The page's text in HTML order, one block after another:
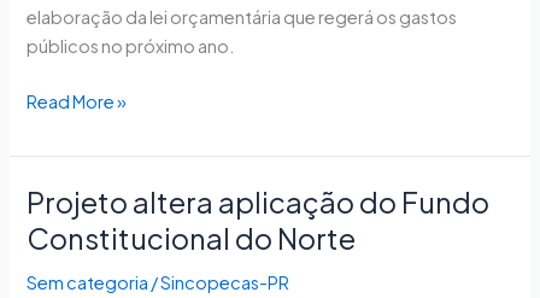
elaboração da lei orçamentária que regerá os gastos
públicos no próximo ano.
Read More »
Projeto altera aplicação do Fundo
Constitucional do Norte
Sem categoria /Sincopecas-PR
Projeto
altera
aplicação
do